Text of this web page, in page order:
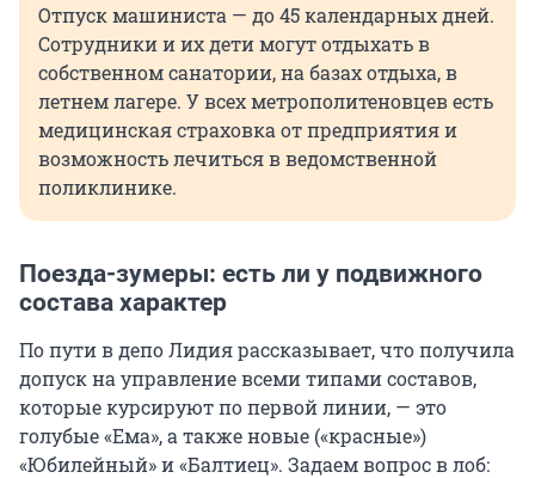
Отпуск машиниста — до 45 календарных дней.
Сотрудники и их дети могут отдыхать в
собственном санатории, на базах отдыха, в
летнем лагере. У всех метрополитеновцев есть
медицинская страховка от предприятия и
возможность лечиться в ведомственной
поликлинике.
Поезда-зумеры: есть ли у подвижного
состава характер
По пути в депо Лидия рассказывает, что получила
допуск на управление всеми типами составов,
которые курсируют по первой линии, — это
голубые «Ема», а также новые («красные»)
«Юбилейный» и «Балтиец». Задаем вопрос в лоб: